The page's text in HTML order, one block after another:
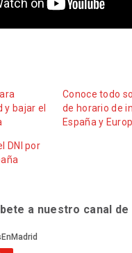
bajar el
Conoce todo
de horario de
España y
DNI por
a nuestro canal de